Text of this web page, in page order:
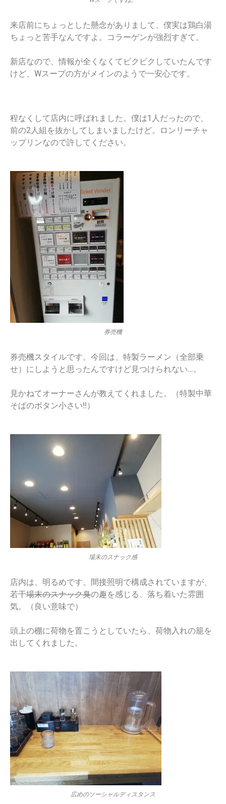
来店前にちょっとした懸念がありまして、僕実は鶏白湯
ちょっと苦手なんですよ。コラーゲンが強烈すぎて。
新店なので、情報が全くなくてビクビクしていたんです
けど、Wスープの方がメインのようで一安心です。
程なくして店内に呼ばれました。僕は1人だったので、
前の2人組を抜かしてしまいましたけど。ロンリーチャ
ップリンなので許してください。
券売機
券売機スタイルです。今回は、特製ラーメン（全部乗
せ）にしようと思ったんですけど見つけられない…。
見かねてオーナーさんが教えてくれました。（特製中華
そばのボタン小さい!!）
場末のスナック感
店内は、明るめです。間接照明で構成されていますが、
若干場末のスナック臭の趣を感じる、落ち着いた雰囲
気。（良い意味で）
頭上の棚に荷物を置こうとしていたら、荷物入れの籠を
出してくれました。
広めのソーシャルディスタンス